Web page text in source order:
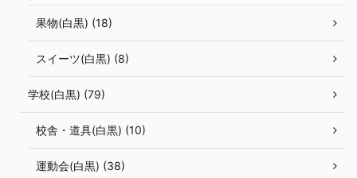
果物(白黒) (18)
スイーツ(白黒) (8)
学校(白黒) (79)
校舎・道具(白黒) (10)
運動会(白黒) (38)